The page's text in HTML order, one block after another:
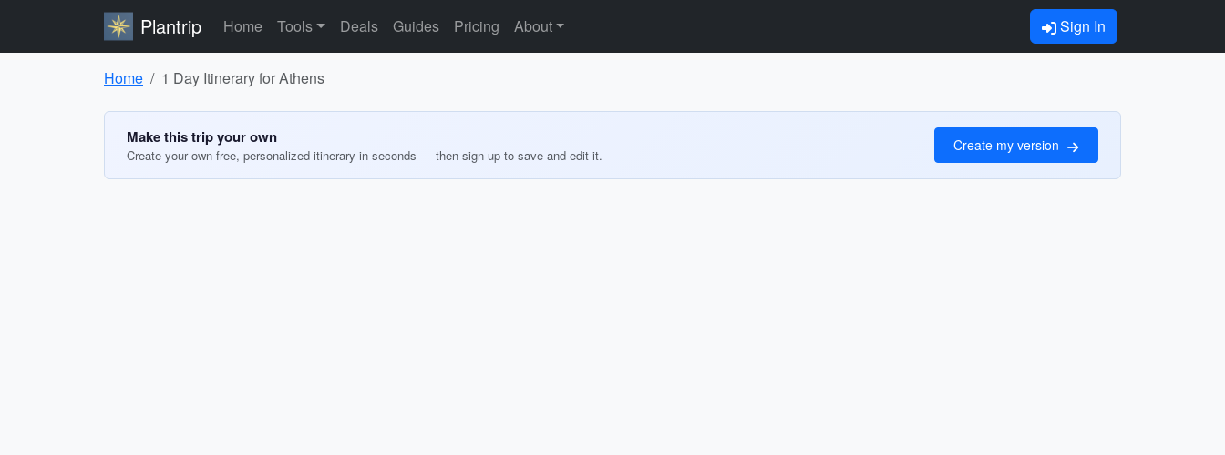
Plantrip Home Tools Deals Guides Pricing About Sign In
Home 1 Day Itinerary for Athens
Make this trip your own
Create your own free, personalized itinerary in seconds — then sign up to save and edit it.
Create my version